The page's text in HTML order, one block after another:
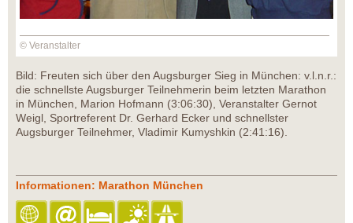
© Veranstalter
Bild: Freuten sich über den Augsburger Sieg in München: v.l.n.r.:
die schnellste Augsburger Teilnehmerin beim letzten Marathon
in München, Marion Hofmann (3:06:30), Veranstalter Gernot
Weigl, Sportreferent Dr. Gerhard Ecker und schnellster
Augsburger Teilnehmer, Vladimir Kumyshkin (2:41:16).
Informationen: Marathon München